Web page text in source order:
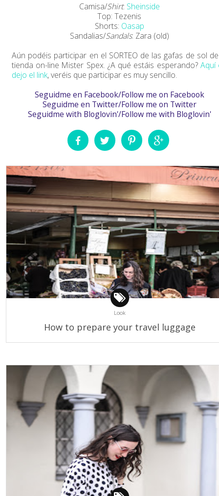
Camisa/Shirt: Sheinside
Top: Tezenis
Shorts: Oasap
Sandalias/Sandals: Zara (old)
Aún podéis participar en el SORTEO de las gafas de sol
tienda on-line Mister Spex. ¿A qué estáis esperando? Aquí
dejo el link, veréis que participar es muy sencillo.
Seguidme en Facebook/Follow me on Facebook
Seguidme en Twitter/Follow me on Twitter
Seguidme with Bloglovin'/Follow me with Bloglovin'
Look
How to prepare your travel luggage